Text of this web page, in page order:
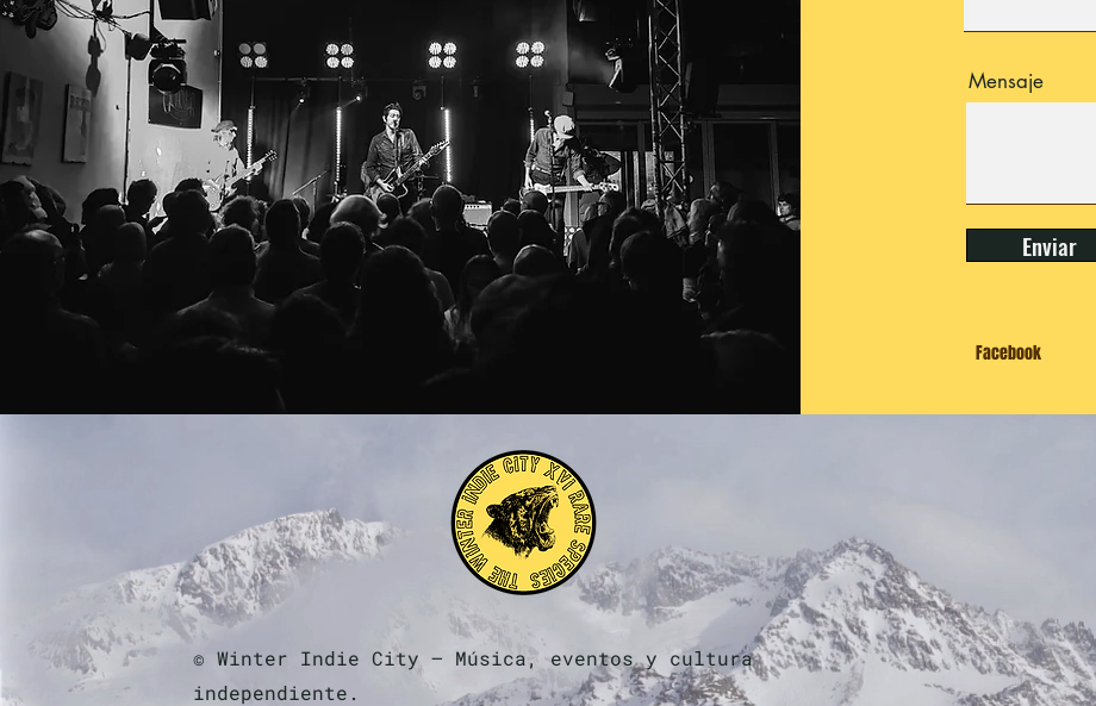
Mensaje
Enviar
Facebook
© Winter Indie City — Música, eventos y cultura
independiente.